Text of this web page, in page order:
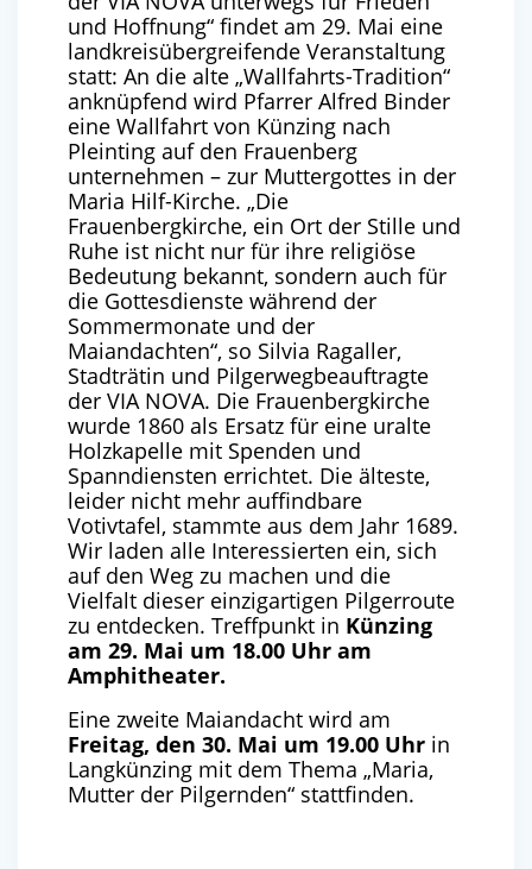
und Hoffnung“ findet am 29. Mai eine
landkreisübergreifende Veranstaltung
statt: An die alte „Wallfahrts-Tradition“
anknüpfend wird Pfarrer Alfred Binder
eine Wallfahrt von Künzing nach
Pleinting auf den Frauenberg
unternehmen – zur Muttergottes in der
Maria Hilf-Kirche. „Die
Frauenbergkirche, ein Ort der Stille und
Ruhe ist nicht nur für ihre religiöse
Bedeutung bekannt, sondern auch für
die Gottesdienste während der
Sommermonate und der
Maiandachten“, so Silvia Ragaller,
Stadträtin und Pilgerwegbeauftragte
der VIA NOVA. Die Frauenbergkirche
wurde 1860 als Ersatz für eine uralte
Holzkapelle mit Spenden und
Spanndiensten errichtet. Die älteste,
leider nicht mehr auffindbare
Votivtafel, stammte aus dem Jahr 1689.
Wir laden alle Interessierten ein, sich
auf den Weg zu machen und die
Vielfalt dieser einzigartigen Pilgerroute
zu entdecken. Treffpunkt in Künzing
am 29. Mai um 18.00 Uhr am
Amphitheater.
Eine zweite Maiandacht wird am
Freitag, den 30. Mai um 19.00 Uhr in
Langkünzing mit dem Thema „Maria,
Mutter der Pilgernden“ stattfinden.